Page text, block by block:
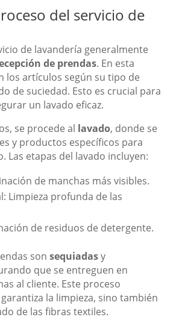
del servicio de
de lavandería generalmente
de prendas. En esta
los artículos según su tipo de
de suciedad. Esto es crucial para
un lavado eficaz.
se procede al lavado, donde se
y productos específicos para
Las etapas del lavado incluyen:
de manchas más visibles.
Limpieza profunda de las
de residuos de detergente.
sonsequiadasy
que se entreguen en
al cliente. Este proceso
la limpieza, sino también
de las fibras textiles.